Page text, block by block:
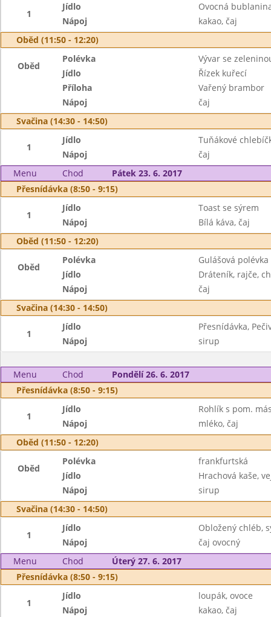
1
Jídlo
Ovocná
Nápoj
kakao, čaj
Oběd (11:50 - 12:20)
Oběd
Polévka
Vývar se
Jídlo
Řízek kuřecí
Příloha
Vařený brambor
Nápoj
čaj
Svačina (14:30 - 14:50)
1
Jídlo
Tuňákové
Nápoj
čaj
Menu
Chod
Pátek 23. 6. 2017
Přesnídávka (8:50 - 9:15)
1
Jídlo
Toast se sýrem
Nápoj
Bílá káva, čaj
Oběd (11:50 - 12:20)
Oběd
Polévka
Gulášová polévka
Jídlo
Dráteník, rajče,
Nápoj
čaj
Svačina (14:30 - 14:50)
1
Jídlo
Přesnídávka,
Nápoj
sirup
Menu Chod
Pondělí 26. 6. 2017
Přesnídávka (8:50 - 9:15)
1
Jídlo
Rohlík s pom.
Nápoj
mléko, čaj
Oběd (11:50 - 12:20)
Oběd
Polévka
frankfurtská
Jídlo
Hrachová kaše,
Nápoj
sirup
Svačina (14:30 - 14:50)
1
Jídlo
Obložený chléb,
Nápoj
čaj ovocný
Menu
Chod
Úterý 27. 6. 2017
Přesnídávka (8:50 - 9:15)
1
Jídlo
loupák, ovoce
Nápoj
kakao, čaj